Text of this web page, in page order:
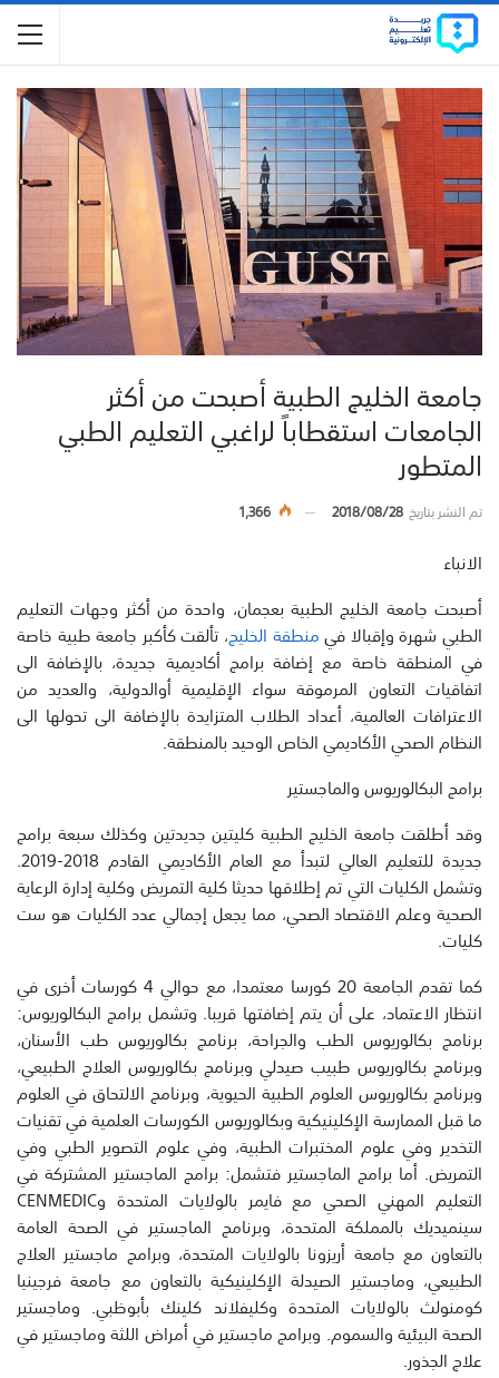
جامعة الخليج الطبية أصبحت من أكثر
الجامعات استقطاباً لراغبي التعليم الطبي
المتطور
تم النشر بتاريخ2018/08/28
1,366
الانباء
أصبحت جامعة الخليج الطبية بعجمان، واحدة من أكثر وجهات التعليم
الطبي شهرة وإقبالا فيمنطقة الخليج، تألقت كأكبر جامعة طبية خاصة
في المنطقة خاصة مع إضافة برامج أكاديمية جديدة، بالإضافة الى
اتفاقيات التعاون المرموقة سواء الإقليمية أوالدولية، والعديد من
الاعترافات العالمية، أعداد الطلاب المتزايدة بالإضافة الى تحولها الى
النظام الصحي الأكاديمي الخاص الوحيد بالمنطقة.
برامج البكالوريوس والماجستير
وقد أطلقت جامعة الخليج الطبية كليتين جديدتين وكذلك سبعة برامج
جديدة للتعليم العالي لتبدأ مع العام الأكاديمي القادم 2018-2019.
وتشمل الكليات التي تم إطلاقها حديثا كلية التمريض وكلية إدارة الرعاية
الصحية وعلم الاقتصاد الصحي، مما يجعل إجمالي عدد الكليات هو ست
كليات.
كما تقدم الجامعة 20 كورسا معتمدا، مع حوالي 4 كورسات أخرى في
انتظار الاعتماد، على أن يتم إضافتها قريبا. وتشمل برامج البكالوريوس:
برنامج بكالوريوس الطب والجراحة، برنامج بكالوريوس طب الأسنان،
وبرنامج بكالوريوس طبيب صيدلي وبرنامج بكالوريوس العلاج الطبيعي،
وبرنامج بكالوريوس العلوم الطبية الحيوية، وبرنامج الالتحاق في العلوم
ما قبل الممارسة الإكلينيكية وبكالوريوس الكورسات العلمية في تقنيات
التخدير وفي علوم المختبرات الطبية، وفي علوم التصوير الطبي وفي
التمريض. أما برامج الماجستير فتشمل: برامج الماجستير المشتركة في
التعليم المهني الصحي مع فايمر بالولايات المتحدة وCENMEDIC
سينميديك بالمملكة المتحدة، وبرنامج الماجستير في الصحة العامة
بالتعاون مع جامعة أريزونا بالولايات المتحدة، وبرامج ماجستير العلاج
الطبيعي، وماجستير الصيدلة الإكلينيكية بالتعاون مع جامعة فرجينيا
كومنولث بالولايات المتحدة وكليفلاند كلينك بأبوظبي. وماجستير
الصحة البيئية والسموم. وبرامج ماجستير في أمراض اللثة وماجستير في
علاج الجذور.